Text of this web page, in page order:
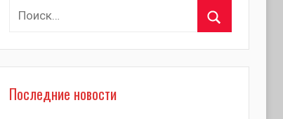
Найти:
Последние новости